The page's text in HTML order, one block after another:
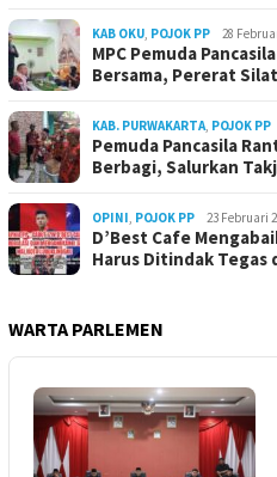
KAB OKU, POJOK PP 28
MPC Pemuda
Bersama, Pererat
KAB. PURWAKARTA, POJOK PP
Pemuda Pancasila
Berbagi, Salurkan
OPINI, POJOK PP 23 Februari
D’Best Cafe
Harus Ditindak Tegas
WARTA PARLEMEN